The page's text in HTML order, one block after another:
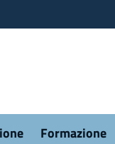
Formazione